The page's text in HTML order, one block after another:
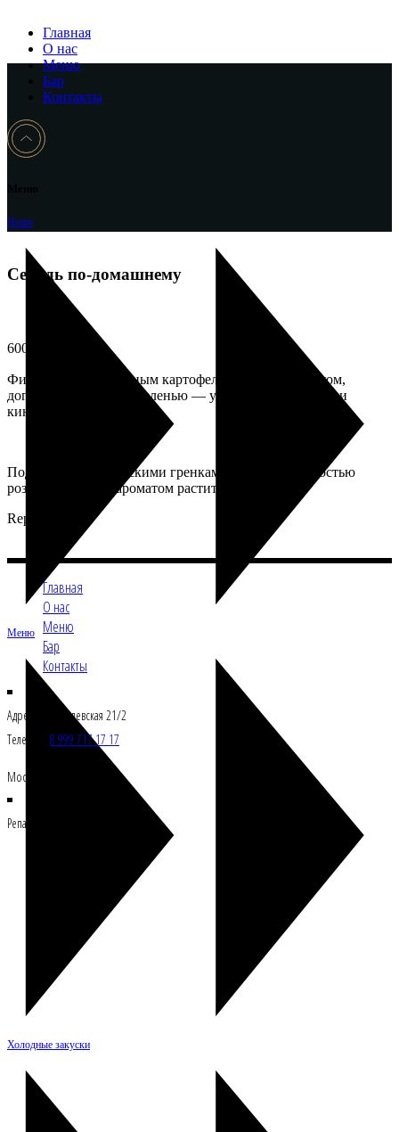
Главная
О нас
Меню
Бар
Контакты
Home
Меню
Холодные закуски
Сельдь по-домашнему
600
Филе сельди с отварным картофелем и красным луком,
дополненное свежей зеленью — укропом, петрушкой и
кинзой.
Подаётся с бородинскими гренками, с лёгкой пряностью
розового перца и ароматом растительного масла.
Repastcafe
Главная
О нас
Меню
Бар
Контакты
Адрес: Ул.Б.Филевская 21/2
Телефон: 8 999 717 17 17
Москва, Росссия 121108
Репасткафе © Все права защищены